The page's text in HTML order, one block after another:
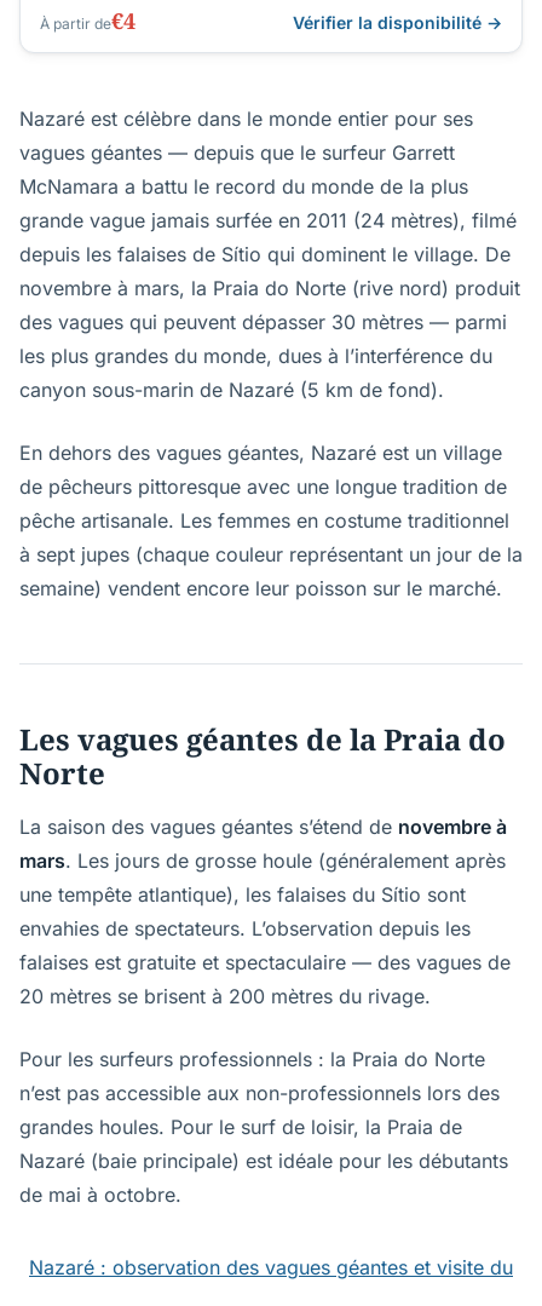
À partir de€4 Vérifier la disponibilité →
Nazaré est célèbre dans le monde entier pour ses
vagues géantes — depuis que le surfeur Garrett
McNamara a battu le record du monde de la plus
grande vague jamais surfée en 2011 (24 mètres), filmé
depuis les falaises de Sítio qui dominent le village. De
novembre à mars, la Praia do Norte (rive nord) produit
des vagues qui peuvent dépasser 30 mètres — parmi
les plus grandes du monde, dues à l’interférence du
canyon sous-marin de Nazaré (5 km de fond).
En dehors des vagues géantes, Nazaré est un village
de pêcheurs pittoresque avec une longue tradition de
pêche artisanale. Les femmes en costume traditionnel
à sept jupes (chaque couleur représentant un jour de la
semaine) vendent encore leur poisson sur le marché.
Les vagues géantes de la Praia do
Norte
La saison des vagues géantes s’étend de novembre à
mars. Les jours de grosse houle (généralement après
une tempête atlantique), les falaises du Sítio sont
envahies de spectateurs. L’observation depuis les
falaises est gratuite et spectaculaire — des vagues de
20 mètres se brisent à 200 mètres du rivage.
Pour les surfeurs professionnels : la Praia do Norte
n’est pas accessible aux non-professionnels lors des
grandes houles. Pour le surf de loisir, la Praia de
Nazaré (baie principale) est idéale pour les débutants
de mai à octobre.
Nazaré : observation des vagues géantes et visite du